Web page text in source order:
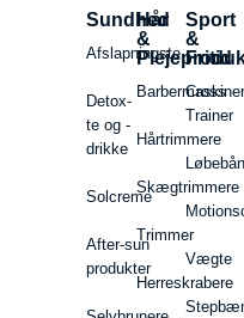
Sundhed
Afslapningste
Detox-
te og -
drikke
Solcreme
After-sun
produkter
Hår
&
Hårtrimmere
Skægtrimmere
Trimmer
Herreskrabere
Sport
&
Fritid
Cross
Trainer
Vægte